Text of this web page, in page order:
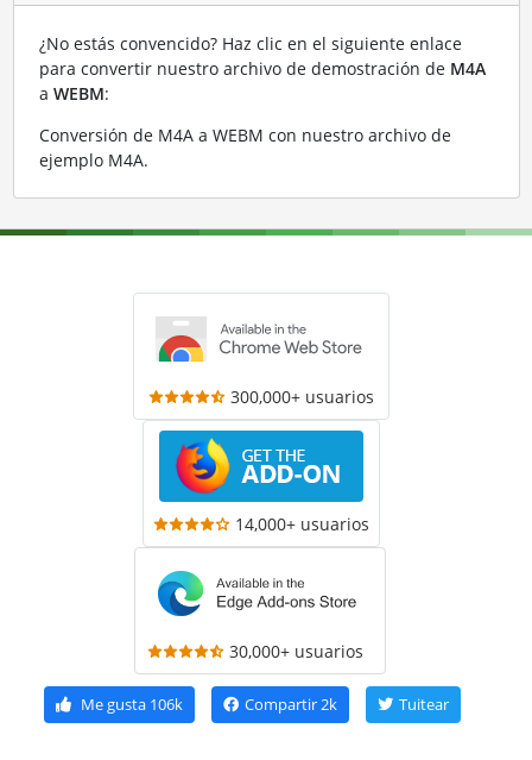
¿No estás convencido? Haz clic en el siguiente enlace
para convertir nuestro archivo de demostración de M4A
a WEBM:
Conversión de M4A a WEBM con nuestro archivo de
ejemplo M4A.
300,000+ usuarios
14,000+ usuarios
30,000+ usuarios
Me gusta106k Compartir2k Tuitear